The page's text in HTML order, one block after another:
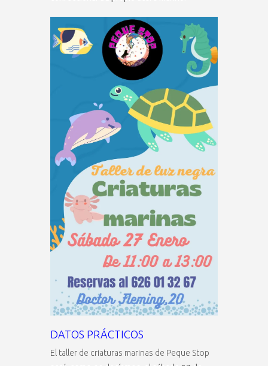
DATOS PRÁCTICOS
El taller de criaturas marinas de Peque Stop